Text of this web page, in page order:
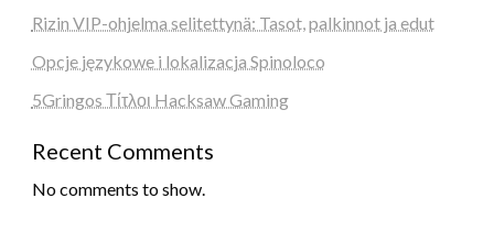
Rizin VIP-ohjelma selitettynä: Tasot, palkinnot ja edut
Opcje językowe i lokalizacja Spinoloco
5Gringos Τίτλοι Hacksaw Gaming
Recent Comments
No comments to show.